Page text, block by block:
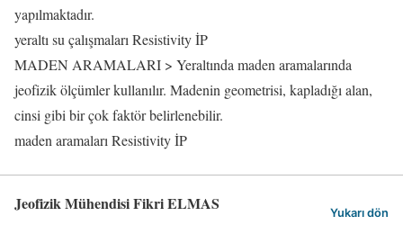
yapılmaktadır.
yeraltı su çalışmaları ResistivityİP
MADEN ARAMALARI > Yeraltında maden aramalarında
jeofizik ölçümler kullanılır. Madenin geometrisi, kapladığı alan,
cinsi gibi bir çok faktör belirlenebilir.
maden aramaları ResistivityİP
Jeofizik Mühendisi Fikri ELMAS Yukarı dön